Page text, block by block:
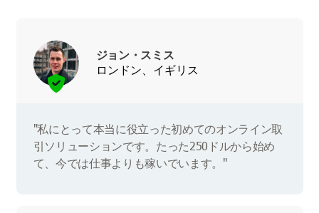
ジョン・スミス
ロンドン、イギリス
"私にとって本当に役立った初めてのオンライン取
引ソリューションです。たった250ドルから始め
て、今では仕事よりも稼いでいます。"